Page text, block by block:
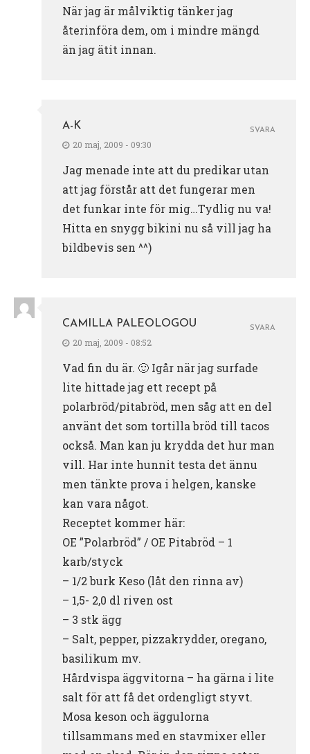
När jag är målviktig tänker jag
återinföra dem, om i mindre mängd
än jag ätit innan.
A-K
20 maj, 2009 - 09:30
Jag menade inte att du predikar utan
att jag förstår att det fungerar men
det funkar inte för mig…Tydlig nu va!
Hitta en snygg bikini nu så vill jag ha
bildbevis sen ^^)
SVARA
CAMILLA PALEOLOGOU
20 maj, 2009 - 08:52
Vad fin du är. 🙂 Igår när jag surfade
lite hittade jag ett recept på
polarbröd/pitabröd, men såg att en del
använt det som tortilla bröd till tacos
också. Man kan ju krydda det hur man
vill. Har inte hunnit testa det ännu
men tänkte prova i helgen, kanske
kan vara något.
Receptet kommer här:
OE ”Polarbröd” / OE Pitabröd – 1
karb/styck
– 1/2 burk Keso (låt den rinna av)
– 1,5- 2,0 dl riven ost
– 3 stk ägg
– Salt, pepper, pizzakrydder, oregano,
basilikum mv.
Hårdvispa äggvitorna – ha gärna i lite
salt för att få det ordengligt styvt.
Mosa keson och äggulorna
tillsammans med en stavmixer eller
SVARA